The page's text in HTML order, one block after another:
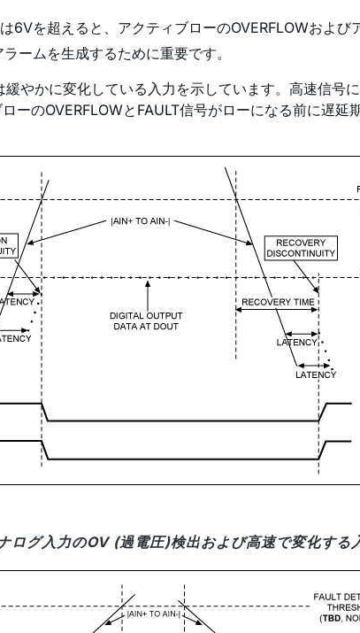
を超えると、アクティブローのOVERFLOWおよび
ームを生成するために重要です。
やかに変化している入力を示しています。高速信号
ーのOVERFLOWとFAULT信号がローになる前に遅
ログ入力のOV (過電圧)検出および高速で変化する